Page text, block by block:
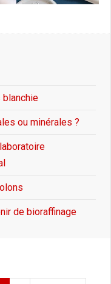
blanchie
ou minérales ?
de bioraffinage